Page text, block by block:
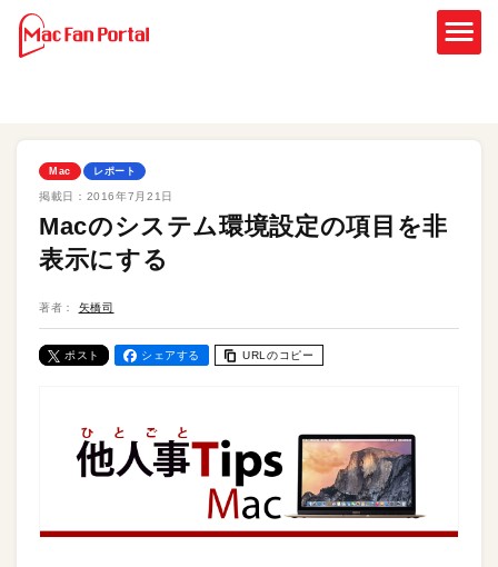
Mac レポート
掲載日： 2016年7月21日
Macのシステム環境設定の項目を非
表示にする
著者： 矢橋司
ポスト シェアする URLのコピー